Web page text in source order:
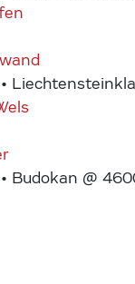
•
• Budokan @